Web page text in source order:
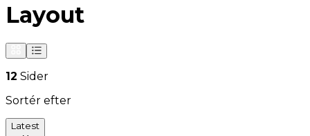
Layout
12 Sider
Sortér efter
Latest